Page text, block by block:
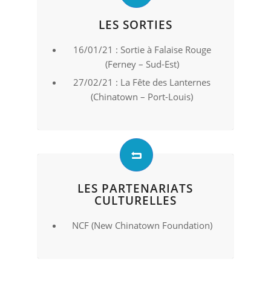
LES SORTIES
16/01/21 : Sortie à Falaise Rouge
(Ferney – Sud-Est)
27/02/21 : La Fête des Lanternes
(Chinatown – Port-Louis)
LES PARTENARIATS
CULTURELLES
NCF (New Chinatown Foundation)